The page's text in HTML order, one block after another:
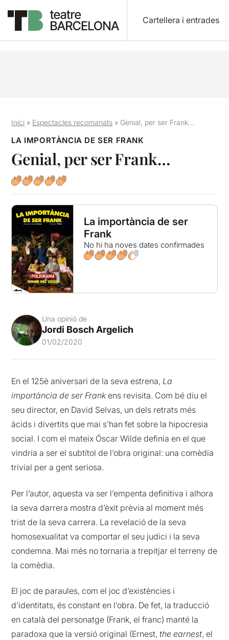
Cartellera i entrades
Inici » Espectacles recomanats » Genial, per ser Frank…
LA IMPORTÀNCIA DE SER FRANK
Genial, per ser Frank…
La importància de ser
Frank
No hi ha noves dates confirmades
Una opinió de
Jordi Bosch Argelich
01/02/2020
En el 125è aniversari de la seva estrena,La
importància de ser Frankens revisita. Com bé diu el
seu director, en David Selvas, un dels retrats més
àcids i divertits que mai s’han fet sobre la hipocresia
social. I com el mateix Óscar Wilde definia en el que
vindria a ser el subtítol de l’obra original: una comèdia
trivial per a gent seriosa.
Per l’autor, aquesta va ser l’empenta definitiva i alhora
la seva darrera mostra d’èxit prèvia al moment més
trist de la seva carrera. La revelació de la seva
homosexualitat va comportar el seu judici i la seva
condemna. Mai més no tornaria a trepitjar el terreny de
la comèdia.
El joc de paraules, com el joc d’existències i
d’identitats, és constant en l’obra. De fet, la traducció
en català del personatge (Frank, el franc) manté la
paradoxa que la versió original (Ernest,the earnest, el